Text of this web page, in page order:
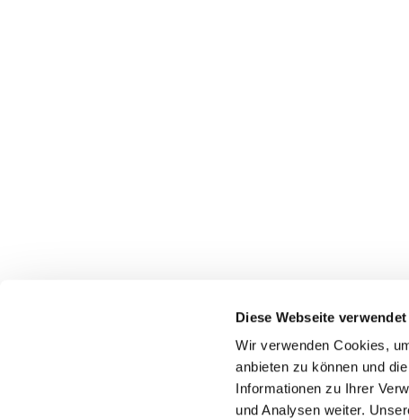
Diese Webseite
Wir verwenden Cookies,
anbieten zu können und
Informationen zu Ihrer
und Analysen weiter.
+49 2324 25488